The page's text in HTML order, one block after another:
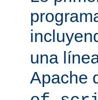
una
Apache